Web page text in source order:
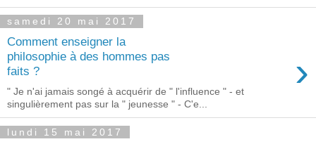
samedi 20 mai 2017
Comment enseigner la
philosophie à des hommes pas
faits ?
›
" Je n'ai jamais songé à acquérir de " l'influence " - et
singulièrement pas sur la " jeunesse " - C'e...
lundi 15 mai 2017